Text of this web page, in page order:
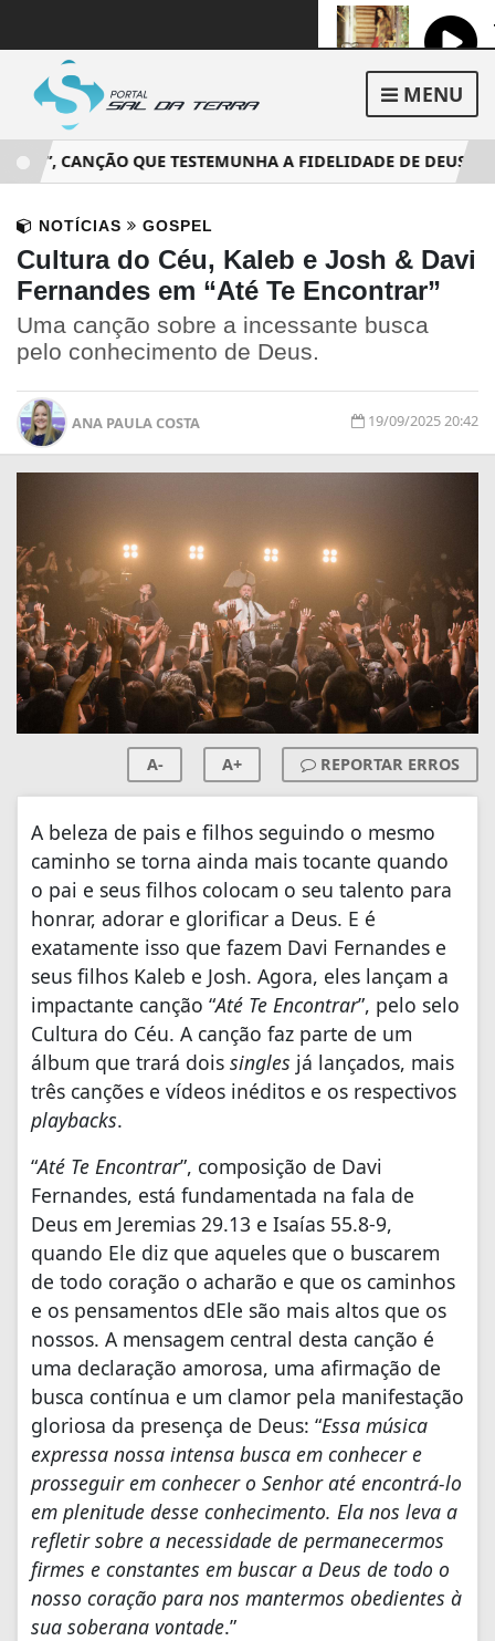
MENU
CANÇÃO QUE TESTEMUNHA A FIDELIDADE DE DEUS EM
NOTÍCIAS GOSPEL
Cultura do Céu, Kaleb e Josh & Davi
Fernandes em “Até Te Encontrar”
Uma canção sobre a incessante busca
pelo conhecimento de Deus.
ANA PAULA COSTA 19/09/2025 20:42
A- A+ REPORTAR ERROS
A beleza de pais e filhos seguindo o mesmo
caminho se torna ainda mais tocante quando
o pai e seus filhos colocam o seu talento para
honrar, adorar e glorificar a Deus. E é
exatamente isso que fazem Davi Fernandes e
seus filhos Kaleb e Josh. Agora, eles lançam a
impactante canção “Até Te Encontrar”, pelo selo
Cultura do Céu. A canção faz parte de um
álbum que trará dois singles já lançados, mais
três canções e vídeos inéditos e os respectivos
playbacks.
“Até Te Encontrar”, composição de Davi
Fernandes, está fundamentada na fala de
Deus em Jeremias 29.13 e Isaías 55.8-9,
quando Ele diz que aqueles que o buscarem
de todo coração o acharão e que os caminhos
e os pensamentos dEle são mais altos que os
nossos. A mensagem central desta canção é
uma declaração amorosa, uma afirmação de
busca contínua e um clamor pela manifestação
gloriosa da presença de Deus: “Essa música
expressa nossa intensa busca em conhecer e
prosseguir em conhecer o Senhor até encontrá-lo
em plenitude desse conhecimento. Ela nos leva a
refletir sobre a necessidade de permanecermos
firmes e constantes em buscar a Deus de todo o
nosso coração para nos mantermos obedientes à
sua soberana vontade.”